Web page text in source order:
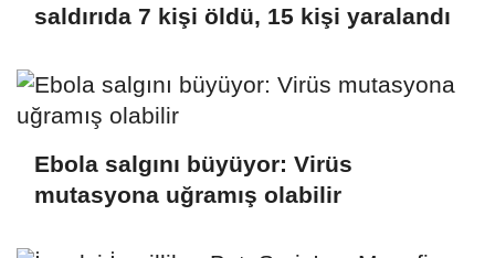
saldırıda 7 kişi öldü, 15 kişi yaralandı
Ebola salgını büyüyor: Virüs
mutasyona uğramış olabilir